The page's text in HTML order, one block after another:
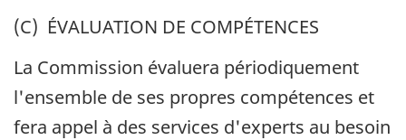
(C) ÉVALUATION DE COMPÉTENCES
La Commission évaluera périodiquement
l'ensemble de ses propres compétences et
fera appel à des services d'experts au besoin